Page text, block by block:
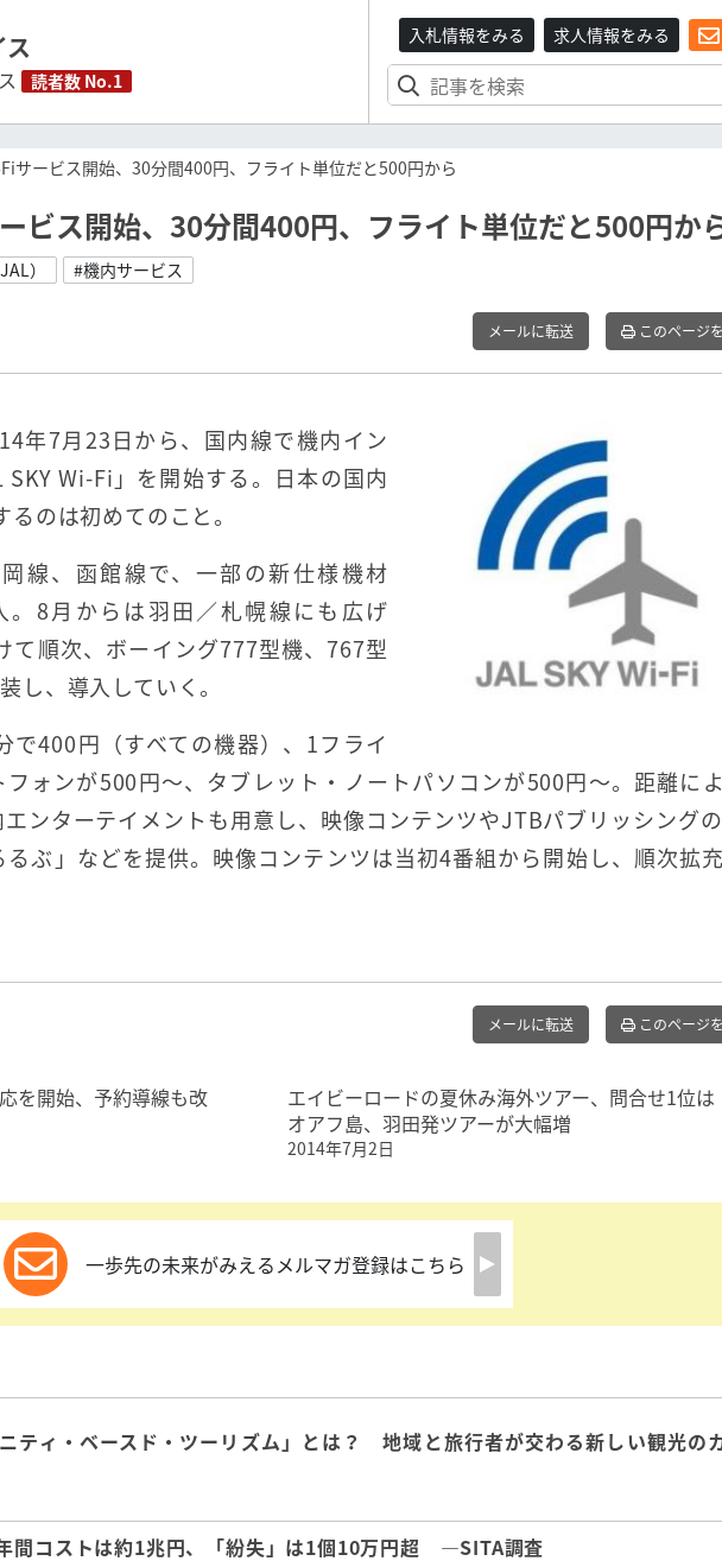
ス
読者数 No.1
入札情報をみる 求人情報をみる
サービス開始、30分間400円、フライト単位だと500円から
ビス開始、30分間400円、フライト単位だと500円か
） #機内サービス
メールに転送 このページ
年7月23日から、国内線で機内イン
Wi-Fi」を開始する。日本の国内
のは初めてのこと。
線、函館線で、一部の新仕様機材
。8月からは羽田／札幌線にも広げ
て順次、ボーイング777型機、767型
し、導入していく。
で400円（すべての機器）、1フライ
フォンが500円～、タブレット・ノートパソコンが500円～。距離に
ンターテイメントも用意し、映像コンテンツやJTBパブリッシング
るぶ」などを提供。映像コンテンツは当初4番組から開始し、順次拡
メールに転送 このページ
を開始、予約導線も改
エイビーロードの夏休み海外ツアー、問合せ1位は
オアフ島、羽田発ツアーが大幅増
2014年7月2日
一歩先の未来がみえるメルマガ登録はこちら
ティ・ベースド・ツーリズム」とは？ 地域と旅行者が交わる新しい観光の
間コストは約1兆円、「紛失」は1個10万円超 ―SITA調査